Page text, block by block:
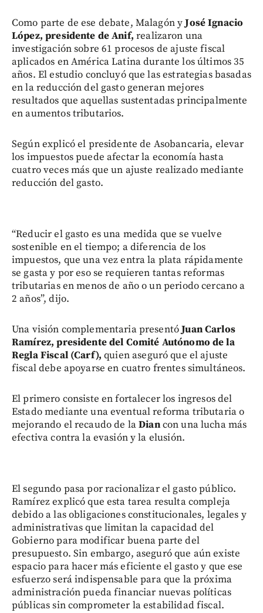
Como parte de ese debate, Malagón yJosé Ignacio
López, presidente de Anif,realizaron una
investigación sobre 61 procesos de ajuste fiscal
aplicados en América Latina durante los últimos 35
años. El estudio concluyó que las estrategias basadas
en la reducción del gasto generan mejores
resultados que aquellas sustentadas principalmente
en aumentos tributarios.
Según explicó el presidente de Asobancaria, elevar
los impuestos puede afectar la economía hasta
cuatro veces más que un ajuste realizado mediante
reducción del gasto.
“Reducir el gasto es una medida que se vuelve
sostenible en el tiempo; a diferencia de los
impuestos, que una vez entra la plata rápidamente
se gasta y por eso se requieren tantas reformas
tributarias en menos de año o un periodo cercano a
2 años”, dijo.
Una visión complementaria presentóJuan Carlos
Ramírez, presidente del Comité Autónomo de la
Regla Fiscal (Carf), quien aseguró que el ajuste
fiscal debe apoyarse en cuatro frentes simultáneos.
El primero consiste en fortalecer los ingresos del
Estado mediante una eventual reforma tributaria o
mejorando el recaudo de laDiancon una lucha más
efectiva contra la evasión y la elusión.
El segundo pasa por racionalizar el gasto público.
Ramírez explicó que esta tarea resulta compleja
debido a las obligaciones constitucionales, legales y
administrativas que limitan la capacidad del
Gobierno para modificar buena parte del
presupuesto. Sin embargo, aseguró que aún existe
espacio para hacer más eficiente el gasto y que ese
esfuerzo será indispensable para que la próxima
administración pueda financiar nuevas políticas
públicas sin comprometer la estabilidad fiscal.